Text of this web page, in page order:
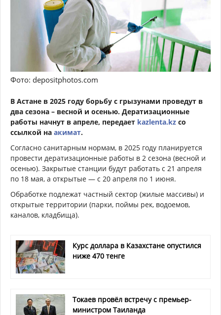
Фото: depositphotos.com
В Астане в 2025 году борьбу с грызунами проведут в
два сезона – весной и осенью. Дератизационные
работы начнут в апреле, передает kazlenta.kz со
ссылкой на акимат.
Согласно санитарным нормам, в 2025 году планируется
провести дератизационные работы в 2 сезона (весной и
осенью). Закрытые станции будут работать с 21 апреля
по 18 мая, а открытые — с 20 апреля по 1 июня.
Обработке подлежат частный сектор (жилые массивы) и
открытые территории (парки, поймы рек, водоемов,
каналов, кладбища).
Курс доллара в Казахстане опустился
ниже 470 тенге
Токаев провёл встречу с премьер-
министром Таиланда